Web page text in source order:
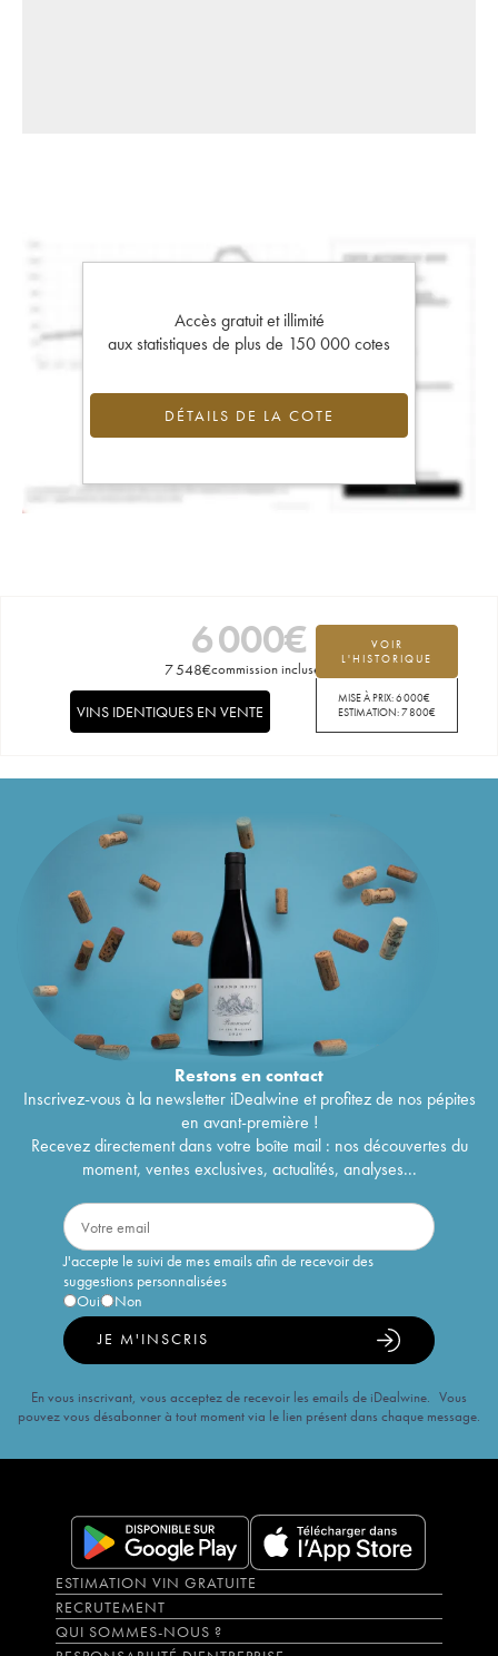
Accès gratuit et illimité
aux statistiques de plus de 150 000 cotes
DÉTAILS DE LA COTE
6 000€
7 548€commission incluse
VOIR
L'HISTORIQUE
MISE À PRIX:6 000€
ESTIMATION:7 800€
VINS IDENTIQUES EN VENTE
Restons encontact
Inscrivez-vous à la newsletter iDealwine et profitez de nos pépites
en avant-première !
Recevez directement dans votre boîte mail : nos découvertes du
moment, ventes exclusives, actualités, analyses...
J'accepte le suivi de mes emails afin de recevoir des
suggestions personnalisées
Oui
Non
JE M'INSCRIS
En vous inscrivant, vous acceptez de recevoir les emails de iDealwine. Vous
pouvez vous désabonner à tout moment via le lien présent dans chaque message.
ESTIMATION VIN GRATUITE
RECRUTEMENT
QUI SOMMES-NOUS ?